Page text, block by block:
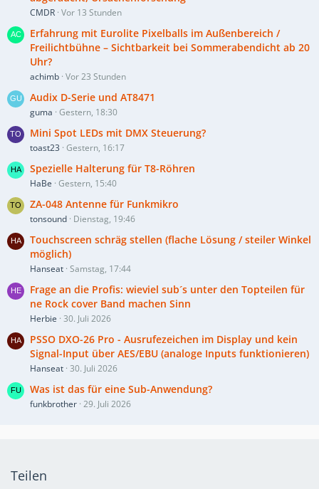
CMDR Vor 13 Stunden
Erfahrung mit Eurolite Pixelballs im Außenbereich /
Freilichtbühne – Sichtbarkeit bei Sommerabendicht ab 20
Uhr?
achimb Vor 23 Stunden
Audix D-Serie und AT8471
guma Gestern, 18:30
Mini Spot LEDs mit DMX Steuerung?
toast23 Gestern, 16:17
Spezielle Halterung für T8-Röhren
HaBe Gestern, 15:40
ZA-048 Antenne für Funkmikro
tonsound Dienstag, 19:46
Touchscreen schräg stellen (flache Lösung / steiler Winkel
möglich)
Hanseat Samstag, 17:44
Frage an die Profis: wieviel sub´s unter den Topteilen für
ne Rock cover Band machen Sinn
Herbie 30. Juli 2026
PSSO DXO-26 Pro - Ausrufezeichen im Display und kein
Signal-Input über AES/EBU (analoge Inputs funktionieren)
Hanseat 30. Juli 2026
Was ist das für eine Sub-Anwendung?
funkbrother 29. Juli 2026
Teilen